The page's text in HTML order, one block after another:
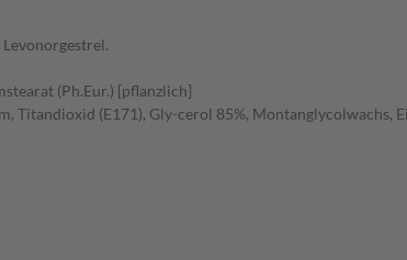
(Ph.Eur.) [pflanzlich]
Titandioxid (E171), Gly-cerol 85%, Montanglycolwachs,